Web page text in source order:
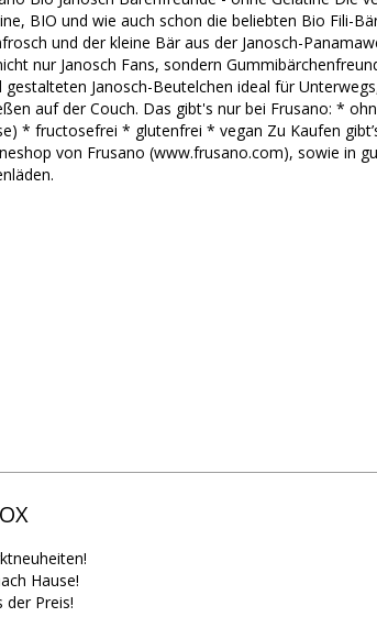
BIO und wie auch schon die beliebten Bio Fili-
und der kleine Bär aus der Janosch-
nur Janosch Fans, sondern
Janosch-Beutelchen ideal für
auf der Couch. Das gibt's nur bei Frusano: *
* fructosefrei * glutenfrei * vegan Zu Kaufen
von Frusano (www.frusano.com), sowie in
Hause!
Preis!